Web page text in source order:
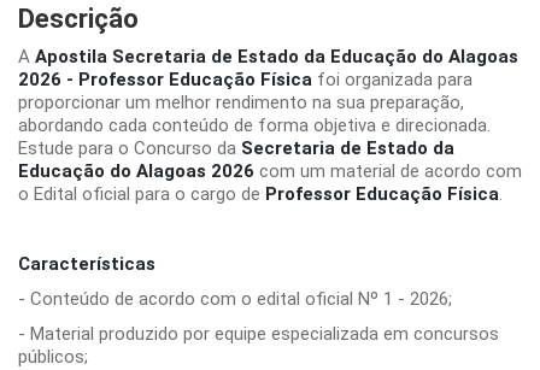
Descrição
A Apostila Secretaria de Estado da Educação do Alagoas
2026 - Professor Educação Física foi organizada para
proporcionar um melhor rendimento na sua preparação,
abordando cada conteúdo de forma objetiva e direcionada.
Estude para o Concurso da Secretaria de Estado da
Educação do Alagoas 2026 com um material de acordo com
o Edital oficial para o cargo de Professor Educação Física.
Características
- Conteúdo de acordo com o edital oficial Nº 1 - 2026;
- Material produzido por equipe especializada em concursos
públicos;